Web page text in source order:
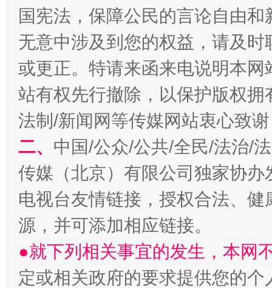
揭开“小金库”的免责幌子
受贿1.44亿！段成刚被判无期 从幼
国宪法，保障公民的言论自由
无意中涉及到您的权益，请及
或更正。特请来函来电说明本
站有权先行撤除，以保护版权
法制/新闻网等传媒网站衷心致
二、 中国/公众/公共/全民/法治/
传媒（北京）有限公司独家协
电视台友情链接，授权合法、
源，并可添加相应链接。
●就下列相关事宜的发生，本网
定或相关政府的要求提供您的个